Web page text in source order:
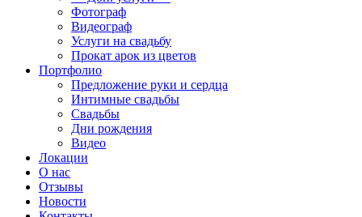
Фотограф
Видеограф
Услуги на свадьбу
Прокат арок из цветов
Портфолио
Предложение руки и сердца
Интимные свадьбы
Свадьбы
Дни рождения
Видео
Локации
О нас
Отзывы
Новости